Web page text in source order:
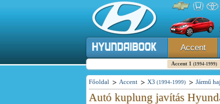
Accent
Accent 1 (1994-1999)
Főoldal Accent X3 (1994-1999) Jármű
Autó kuplung javítás